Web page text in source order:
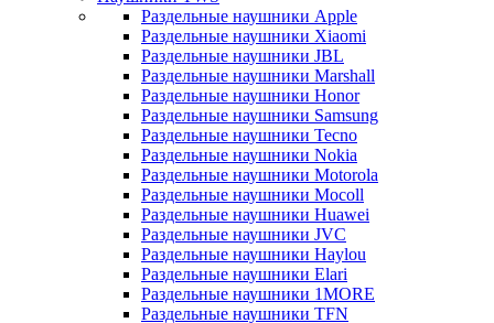
Раздельные наушники Apple
Раздельные наушники Xiaomi
Раздельные наушники JBL
Раздельные наушники Marshall
Раздельные наушники Honor
Раздельные наушники Samsung
Раздельные наушники Tecno
Раздельные наушники Nokia
Раздельные наушники Motorola
Раздельные наушники Mocoll
Раздельные наушники Huawei
Раздельные наушники JVC
Раздельные наушники Haylou
Раздельные наушники Elari
Раздельные наушники 1MORE
Раздельные наушники TFN